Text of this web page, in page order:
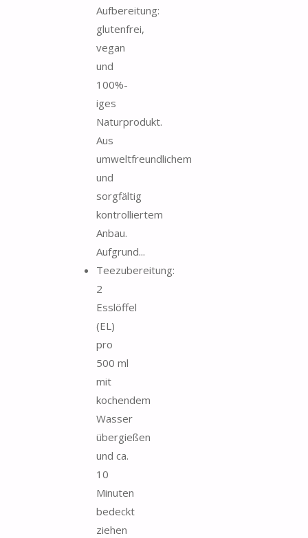
Aufbereitung:
glutenfrei,
vegan
und
100%-
iges
Naturprodukt.
Aus
umweltfreundlichem
und
sorgfältig
kontrolliertem
Anbau.
Aufgrund...
Teezubereitung:
2
Esslöffel
(EL)
pro
500 ml
mit
kochendem
Wasser
übergießen
und ca.
10
Minuten
bedeckt
ziehen